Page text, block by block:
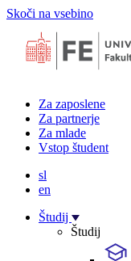
Skoči na vsebino
Za zaposlene
Za partnerje
Za mlade
Vstop študent
sl
en
Študij
Študij